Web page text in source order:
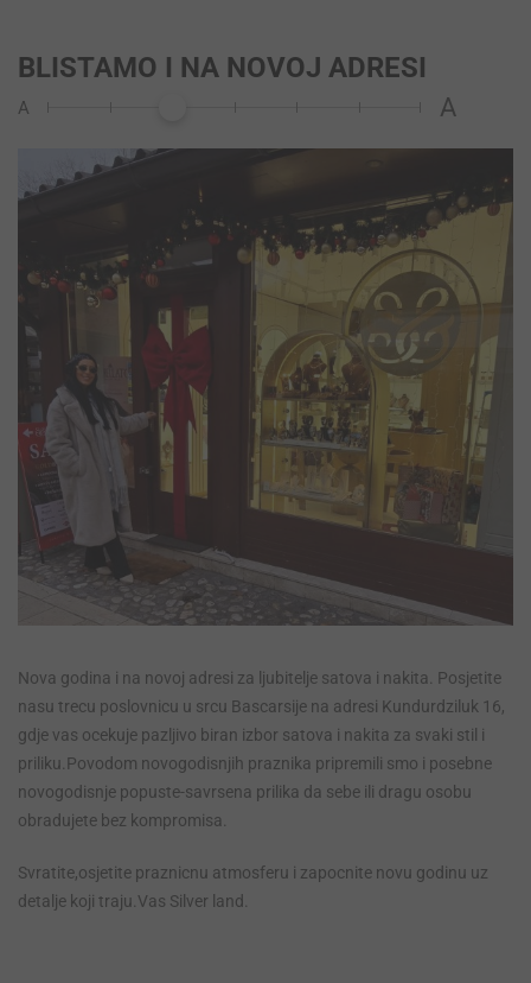
BLISTAMO I NA NOVOJ ADRESI
A A
Nova godina i na novoj adresi za ljubitelje satova i nakita. Posjetite
nasu trecu poslovnicu u srcu Bascarsije na adresi Kundurdziluk 16,
gdje vas ocekuje pazljivo biran izbor satova i nakita za svaki stil i
priliku.Povodom novogodisnjih praznika pripremili smo i posebne
novogodisnje popuste-savrsena prilika da sebe ili dragu osobu
obradujete bez kompromisa.
Svratite,osjetite praznicnu atmosferu i zapocnite novu godinu uz
detalje koji traju.Vas Silver land.